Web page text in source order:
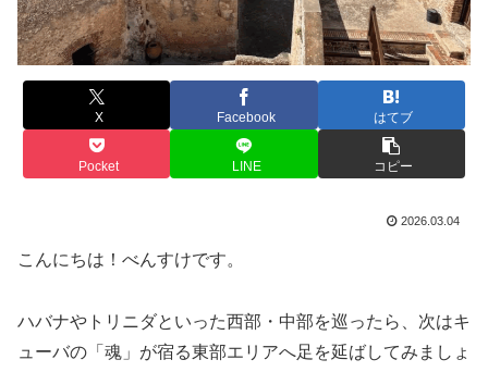
X Facebook はてブ
Pocket LINE コピー
2026.03.04
こんにちは！べんすけです。
ハバナやトリニダといった西部・中部を巡ったら、次はキ
ューバの「魂」が宿る東部エリアへ足を延ばしてみましょ